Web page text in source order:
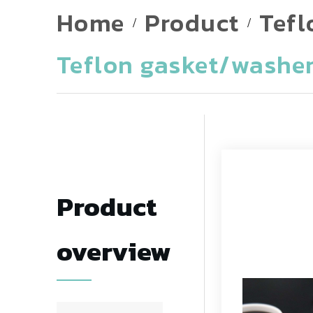
Home Product
Teflon gasket/
Product
overview